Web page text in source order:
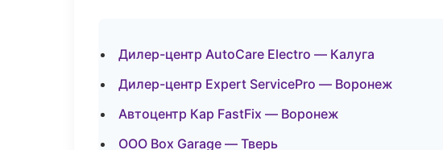
Дилер-центр AutoCare Electro — Калуга
Дилер-центр Expert ServicePro — Воронеж
Автоцентр Кар FastFix — Воронеж
ООО Box Garage — Тверь